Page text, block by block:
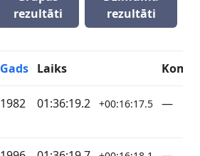
rezultāti
rezultāti
Gads Laiks
1982 01:36:19.2 +00:16:17.5 —